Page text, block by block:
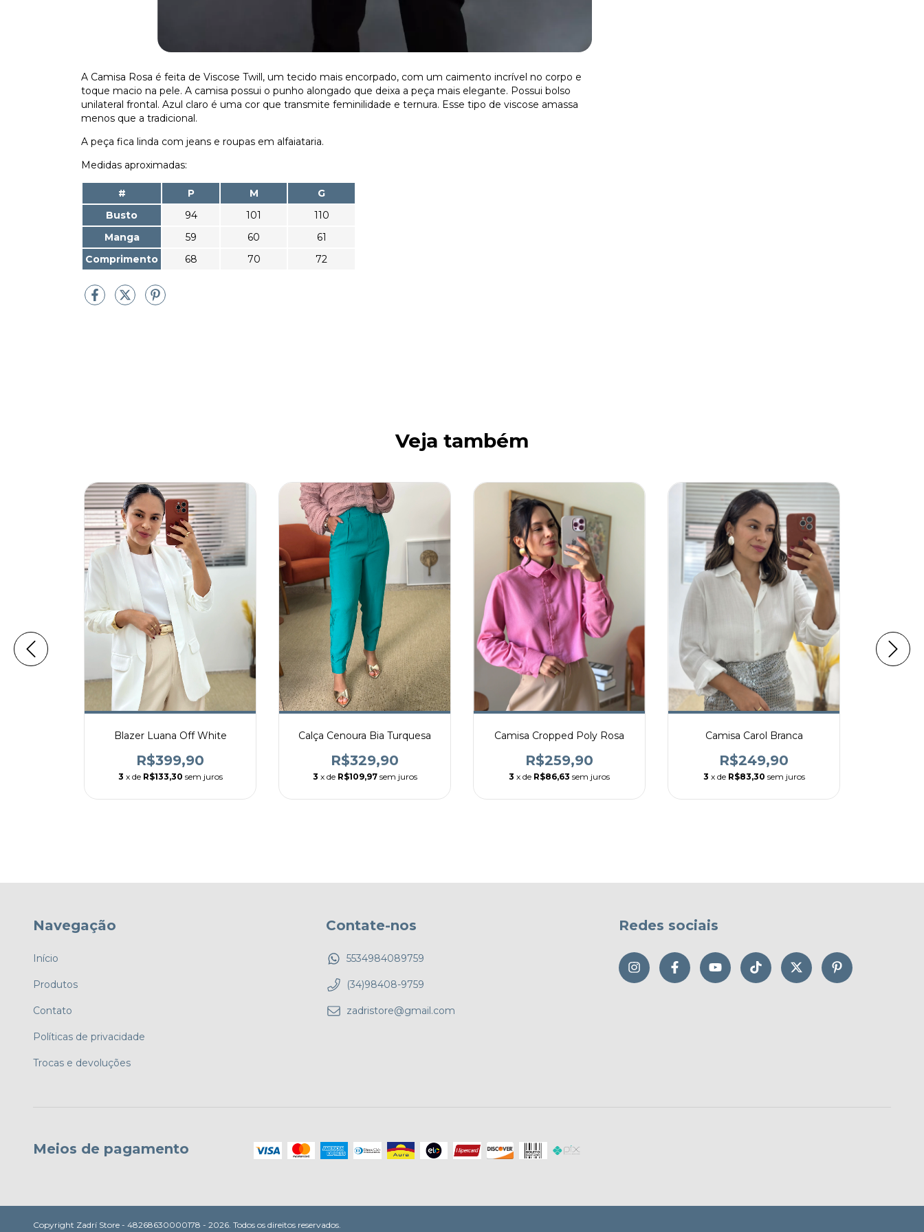
A Camisa Rosa é feita de Viscose Twill, um tecido mais encorpado, com um caimento incrível no corpo e
toque macio na pele. A camisa possui o punho alongado que deixa a peça mais elegante. Possui bolso
unilateral frontal. Azul claro é uma cor que transmite feminilidade e ternura. Esse tipo de viscose amassa
menos que a tradicional.
A peça fica linda com jeans e roupas em alfaiataria.
Medidas aproximadas:
# P M
G
Busto
94 101
110
Manga
59 60
61
Comprimento
68 70 72
Veja também
Blazer Luana Off White
R$399,90
3 x de R$133,30 sem juros
Calça Cenoura Bia Turquesa
R$329,90
3 x de R$109,97 sem juros
Camisa Cropped Poly Rosa
R$259,90
3 x de R$86,63 sem juros
Camisa Carol Branca
R$249,90
3 x de R$83,30 sem juros
Navegação
Início
Produtos
Contato
Políticas de privacidade
Trocas e devoluções
Contate-nos
5534984089759
(34)98408-9759
zadristore@gmail.com
Redes sociais
Meios de pagamento
Copyright Zadrí Store - 48268630000178 - 2026. Todos os direitos reservados.